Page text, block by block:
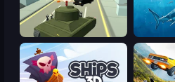
Secret Agent James